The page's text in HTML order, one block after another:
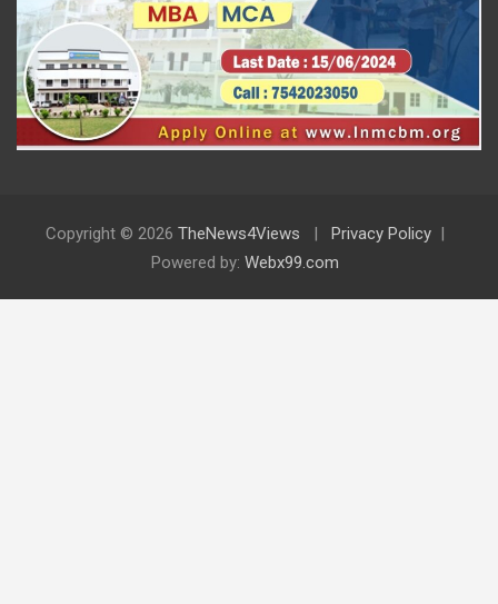
Copyright © 2026 TheNews4Views
Privacy Policy
Powered by: Webx99.com